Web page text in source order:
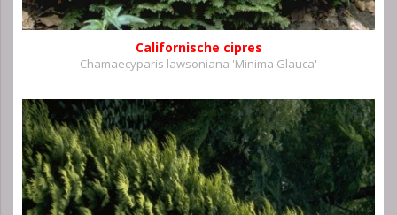
Californische cipres
Chamaecyparis lawsoniana 'Minima Glauca'